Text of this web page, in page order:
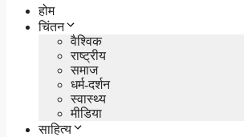
होम
चिंतन
वैश्विक
राष्ट्रीय
समाज
धर्म-दर्शन
स्वास्थ्य
मीडिया
साहित्य